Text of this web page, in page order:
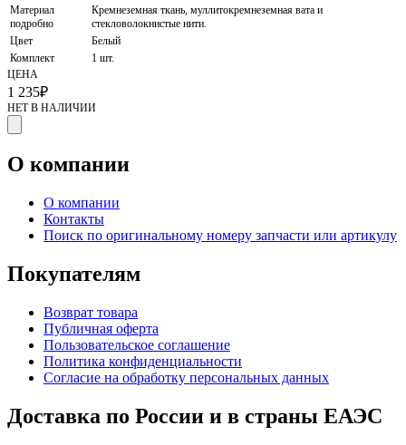
Материал
подробно
Кремнеземная ткань, муллитокремнеземная вата и
стекловолокнистые нити.
Цвет
Белый
Комплект
1 шт.
ЦЕНА
1 235₽
НЕТ В НАЛИЧИИ
О компании
О компании
Контакты
Поиск по оригинальному номеру запчасти или артикулу
Покупателям
Возврат товара
Публичная оферта
Пользовательское соглашение
Политика конфиденциальности
Согласие на обработку персональных данных
Доставка по России и в страны ЕАЭС